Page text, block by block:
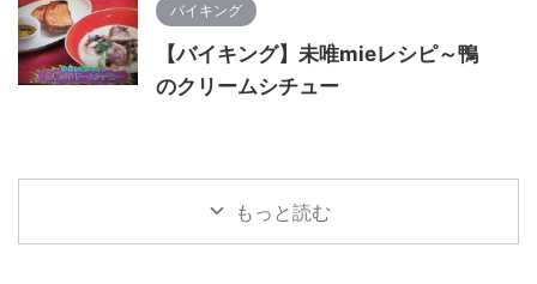
バイキング
【バイキング】未唯mieレシピ～鴨
のクリームシチュー
もっと読む